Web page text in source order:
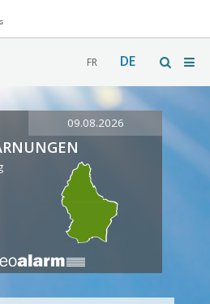
FR DE
09.08.2026